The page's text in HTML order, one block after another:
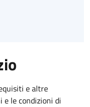
e altre
le condizioni di